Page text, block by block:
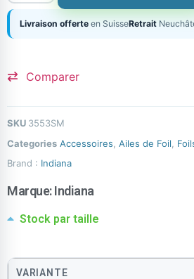
Livraison offerte en SuisseRetrait
Comparer
SKU 3553SM
Categories Accessoires Ailes de Foil
Brand : Indiana
Marque:Indiana
Stock par taille
VARIANTE